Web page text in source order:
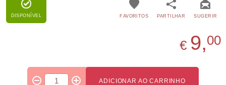
DISPONÍVEL SUGERIR
PARTILHAR
FAVORITOS
€ 9,00
ADICIONAR AO CARRINHO